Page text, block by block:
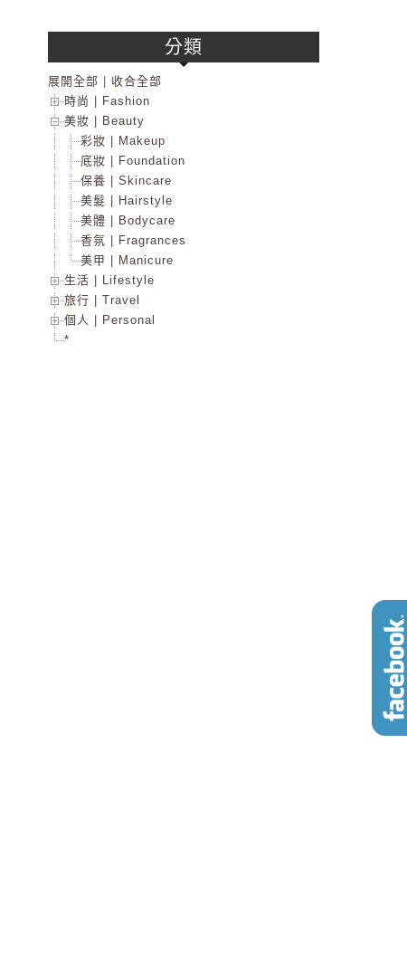
分類
展開全部
收合全部
時尚 | Fashion
美妝 | Beauty
彩妝 | Makeup
底妝 | Foundation
保養 | Skincare
美髮 | Hairstyle
美體 | Bodycare
香氛 | Fragrances
美甲 | Manicure
生活 | Lifestyle
旅行 | Travel
個人 | Personal
*